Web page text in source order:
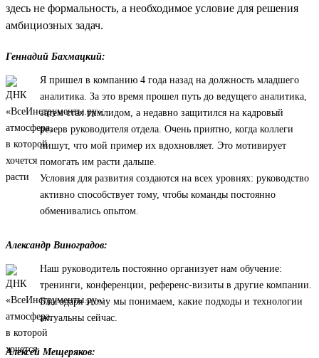
здесь не формальность, а необходимое условие для решения
амбициозных задач.
Геннадий Бахмацкий:
Я пришел в компанию 4 года назад на должность младшего
аналитика. За это время прошел путь до ведущего аналитика,
затем стал тимлидом, а недавно защитился на кадровый
резерв руководителя отдела. Очень приятно, когда коллеги
пишут, что мой пример их вдохновляет. Это мотивирует
помогать им расти дальше.
Условия для развития создаются на всех уровнях: руководство
активно способствует тому, чтобы команды постоянно
обменивались опытом.
Александр Виноградов:
Наш руководитель постоянно организует нам обучение:
тренинги, конференции, референс-визиты в другие компании.
Благодаря этому мы понимаем, какие подходы и технологии
актуальны сейчас.
Алексей Мещеряков: